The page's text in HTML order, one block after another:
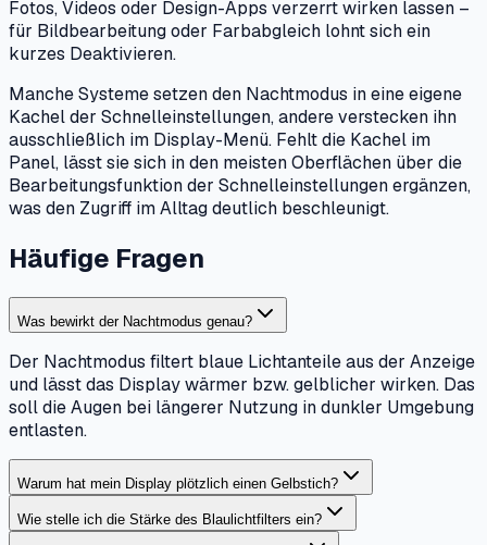
Fotos, Videos oder Design-Apps verzerrt wirken lassen –
für Bildbearbeitung oder Farbabgleich lohnt sich ein
kurzes Deaktivieren.
Manche Systeme setzen den Nachtmodus in eine eigene
Kachel der Schnelleinstellungen, andere verstecken ihn
ausschließlich im Display-Menü. Fehlt die Kachel im
Panel, lässt sie sich in den meisten Oberflächen über die
Bearbeitungsfunktion der Schnelleinstellungen ergänzen,
was den Zugriff im Alltag deutlich beschleunigt.
Häufige Fragen
Was bewirkt der Nachtmodus genau?
Der Nachtmodus filtert blaue Lichtanteile aus der Anzeige
und lässt das Display wärmer bzw. gelblicher wirken. Das
soll die Augen bei längerer Nutzung in dunkler Umgebung
entlasten.
Warum hat mein Display plötzlich einen Gelbstich?
Wie stelle ich die Stärke des Blaulichtfilters ein?